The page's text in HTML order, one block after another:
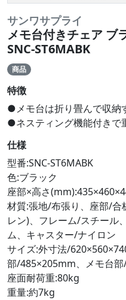
サンワサプライ
メモ台付きチェア ブ
SNC-ST6MABK
商品
特徴
●メモ台は折り畳んで収納
●ネスティング機能付きで
仕様
型番:SNC-ST6MABK
色:ブラック
座部×高さ
材質:張地/布張り、座部/合
レン)、フレーム/スチール
ム、キャスター/ナイロン
サイズ:外寸法/
部/485×205mm、メモ台
座面耐荷重:80kg
重量:約7kg